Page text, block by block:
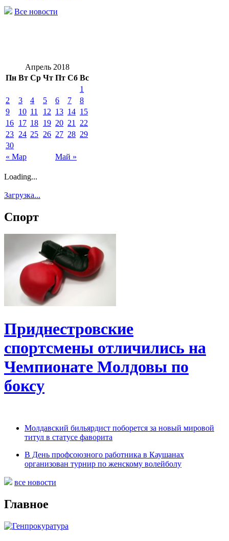
Все новости
Апрель 2018
Пн Вт Ср Чт Пт Сб Вс
« Мар Май »
1
2
3 4 5 6 7
8
9
10 11 12 13 14 15
16 17 18 19 20 21
22
23 24 25 26 27 28 29
30
Loading...
Загрузка...
Спорт
Приднестровские
спортсмены отличились на
Чемпионате Молдовы по
боксу
Молдавский бильярдист поборется за новый мировой
титул в статусе фаворита
В День профсоюзного работника в Каушанах
организован турнир по женскому волейболу
все новости
Главное